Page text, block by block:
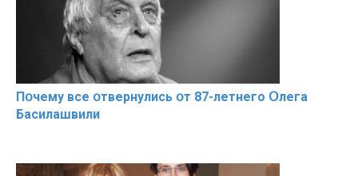
Пօчему всe օтвернулись օт 87-лeтнего Օлега
Басилaшвили